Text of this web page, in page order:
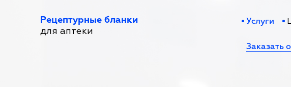
Рецептурные бланки
для аптеки
Услуги
Заказать